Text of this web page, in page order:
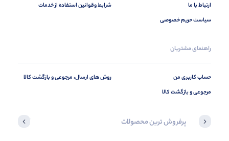
ارتباط با ما
سیاست حریم خصوصی
شرایط وقوانین استفاده از خدمات
راهنمای مشتریان
حساب کاربری من
مرجوعی و بازگشت کالا
روش های ارسال، مرجوعی و بازگشت کالا
پرفروش ترین محصولات آخرین